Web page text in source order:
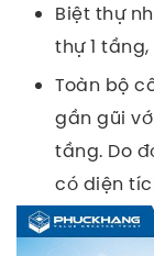
Biệt thự
thự 1
Toàn bộ
gần gũi
tầng. Do
có diện